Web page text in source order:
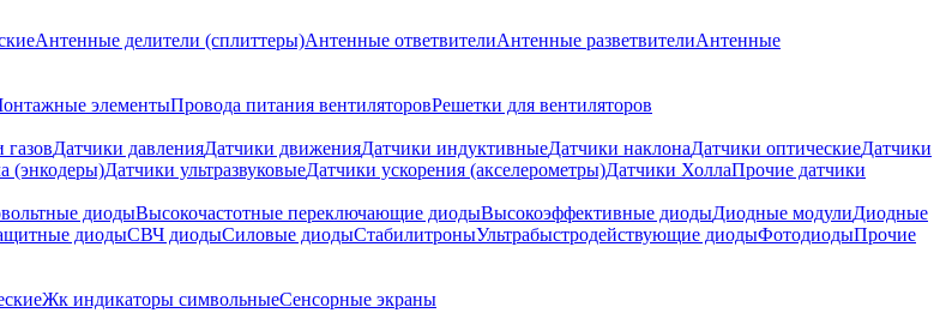
Антенные делители (сплиттеры)Антенные ответвителиАнтенные разветвителиАнтенные
элементыПровода питания вентиляторовРешетки для вентиляторов
газовДатчики давленияДатчики движенияДатчики индуктивныеДатчики наклонаДатчики оптическиеДатчики
(энкодеры)Датчики ультразвуковыеДатчики ускорения (акселерометры)Датчики ХоллаПрочие датчики
диодыВысокочастотные переключающие диодыВысокоэффективные диодыДиодные модулиДиодные
диодыСВЧ диодыСиловые диодыСтабилитроныУльтрабыстродействующие диодыФотодиодыПрочие
Жк индикаторы символьныеСенсорные экраны